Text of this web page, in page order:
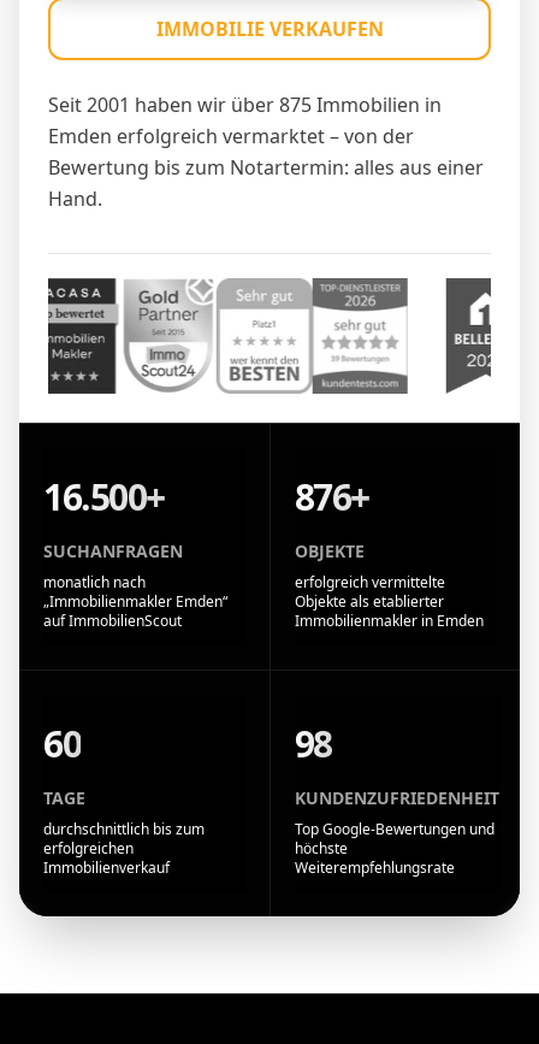
Seit 2001 haben wir über 875 Immobilien in
Emden erfolgreich vermarktet – von der
Bewertung bis zum Notartermin: alles aus einer
Hand.
IMMOBILIE VERKAUFEN
16.500+
SUCHANFRAGEN
monatlich nach
„Immobilienmakler Emden“
auf ImmobilienScout
876+
OBJEKTE
erfolgreich vermittelte
Objekte als etablierter
Immobilienmakler in Emden
60
TAGE
durchschnittlich bis zum
erfolgreichen
Immobilienverkauf
98
KUNDENZUFRIEDENHEIT
Top Google-Bewertungen und
höchste
Weiterempfehlungsrate